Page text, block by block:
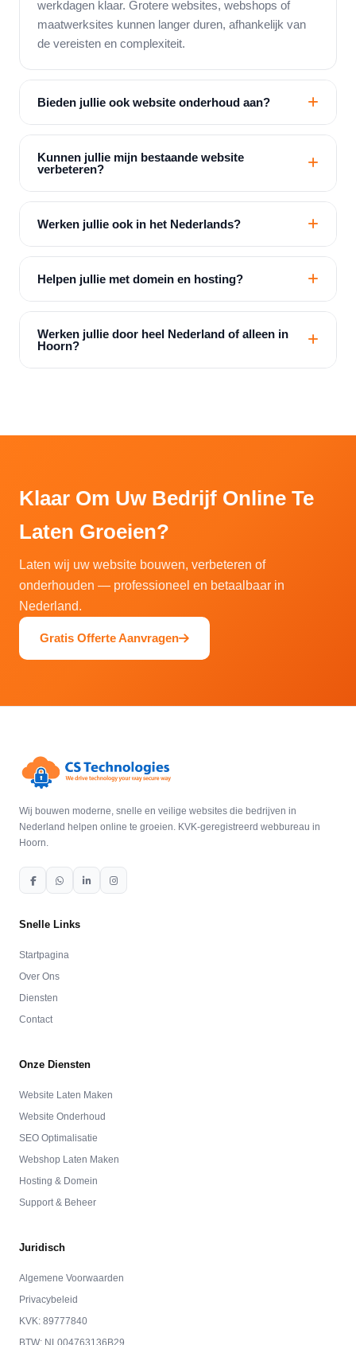
werkdagen klaar. Grotere websites, webshops of
maatwerksites kunnen langer duren, afhankelijk van
de vereisten en complexiteit.
Bieden jullie ook website onderhoud aan?
Kunnen jullie mijn bestaande website
verbeteren?
Werken jullie ook in het Nederlands?
Helpen jullie met domein en hosting?
Werken jullie door heel Nederland of alleen in
Hoorn?
Klaar Om Uw Bedrijf Online Te
Laten Groeien?
Laten wij uw website bouwen, verbeteren of
onderhouden — professioneel en betaalbaar in
Nederland.
Gratis Offerte Aanvragen
Wij bouwen moderne, snelle en veilige websites die bedrijven in
Nederland helpen online te groeien. KVK-geregistreerd webbureau in
Hoorn.
Snelle Links
Startpagina
Over Ons
Diensten
Contact
Onze Diensten
Website Laten Maken
Website Onderhoud
SEO Optimalisatie
Webshop Laten Maken
Hosting & Domein
Support & Beheer
Juridisch
Algemene Voorwaarden
Privacybeleid
KVK: 89777840